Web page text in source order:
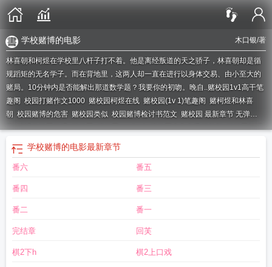
木口银/著
学校赌博的电影
林喜朝和柯煜在学校里八杆子打不着。他是离经叛道的天之骄子，林喜朝却是循
规蹈矩的无名学子。而在背地里，这两人却一直在进行以身体交易、由小至大的
赌局。10分钟内是否能解出那道数学题？我要你的初吻。晚自..赌校园1v1高干笔
趣阁 校园打赌作文1000 赌校园柯煜在线 赌校园(1v 1)笔趣阁 赌柯煜和林喜
朝 校园赌博的危害 赌校园类似 校园赌博检讨书范文 赌校园 最新章节 无弹
窗赌博的校园动漫赌校园赌校园pop1∨1赌校园全文免费笔趣阁赌校园柯煜
赌校园1比1木口银 赌校园百度
真实案例
木口银
赌校园什么时候更新
口银笔趣阁
赌校园笔趣阁1v1
害及对策
赌校园林喜朝的结局
口银校园赌博日剧
学校赌博的电影最新章节
番六 番五
番四 番三
番二 番一
完结章 回芙
棋2下h 棋2上口戏